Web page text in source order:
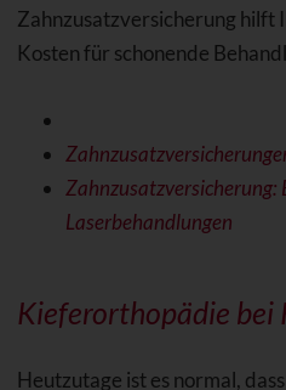
Zahnzusatzversicherung hilft
Kosten für schonende
Zahnzusatzversicherung:
Laserbehandlungen
Kieferorthopädie bei
Heutzutage ist es normal,